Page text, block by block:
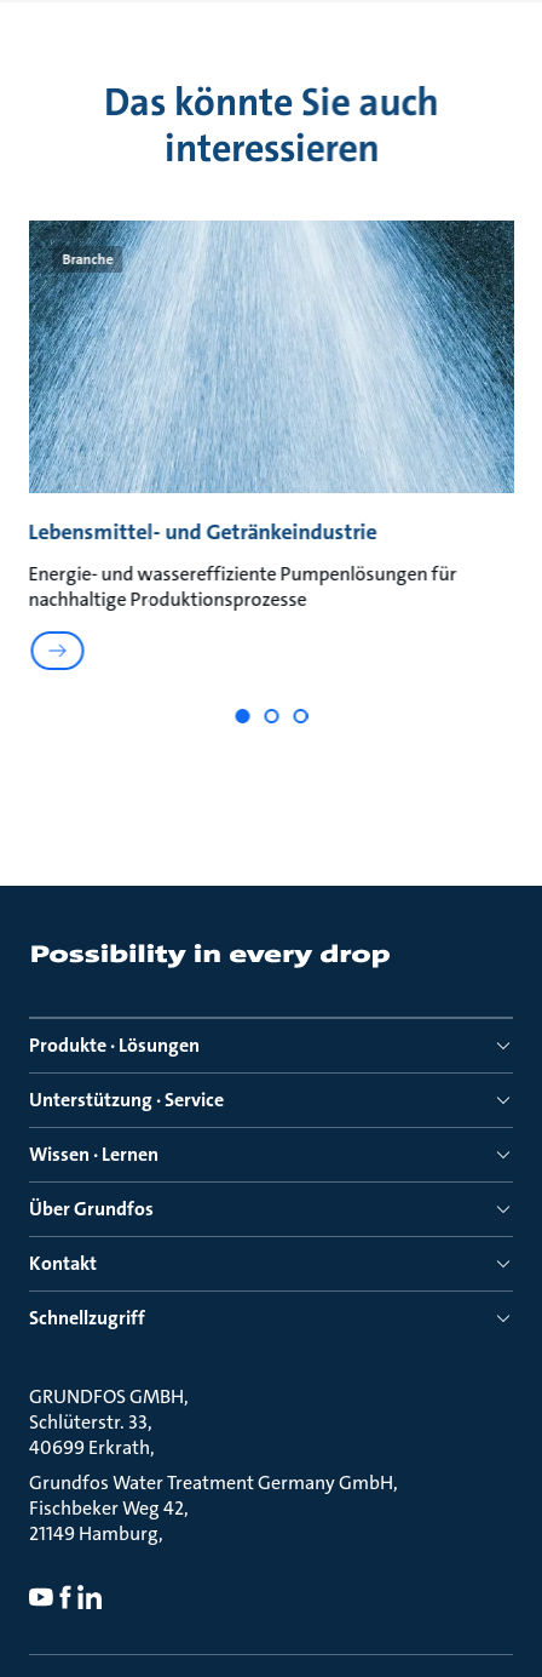
Das könnte Sie auch
interessieren
Branche
Lebensmittel- und Getränkeindustrie
Energie- und wassereffiziente Pumpenlösungen für
nachhaltige Produktionsprozesse
Produkte · Lösungen
Unterstützung · Service
Wissen · Lernen
Über Grundfos
Kontakt
Schnellzugriff
GRUNDFOS GMBH
Schlüterstr. 33
40699 Erkrath
Grundfos Water Treatment Germany GmbH
Fischbeker Weg 42
21149 Hamburg